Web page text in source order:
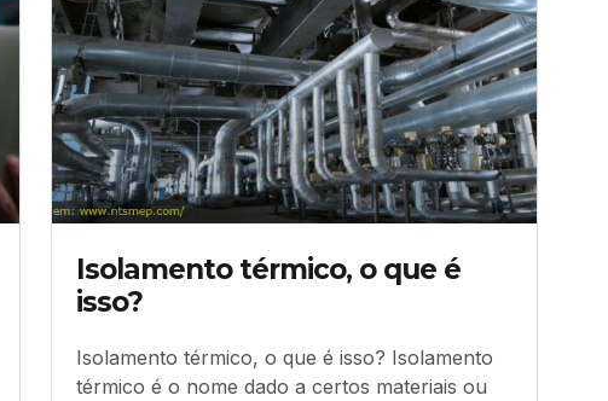
Isolamento térmico, o que é
isso?
Isolamento térmico, o que é isso? Isolamento
térmico é o nome dado a certos materiais ou